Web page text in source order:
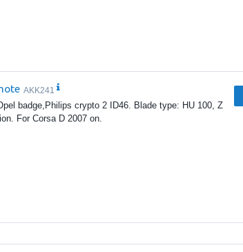
AKK241
badge,Philips crypto 2 ID46. Blade type: HU 100, Z
For Corsa D 2007 on.